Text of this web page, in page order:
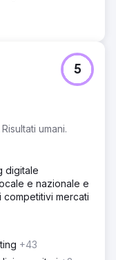
umani.
5
digitale
e nazionale e
mercati
+43